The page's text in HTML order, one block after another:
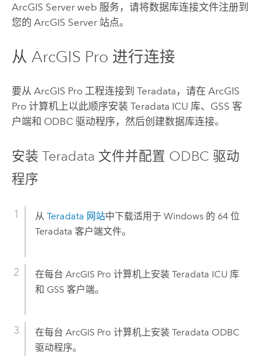
ArcGIS Serverweb 服务，请将数据库连接文件注册到
您的 ArcGIS Server站点。
从 ArcGIS Pro 进行连接
要从 ArcGIS Pro工程连接到 Teradata ，请在 ArcGIS
Pro计算机上以此顺序安装 Teradata ICU 库、GSS 客
户端和 ODBC 驱动程序，然后创建数据库连接。
安装 Teradata 文件并配置 ODBC 驱动
程序
从 Teradata 网站中下载适用于 Windows的 64 位
Teradata 客户端文件。
在每台 ArcGIS Pro 计算机上安装 Teradata ICU 库
和 GSS 客户端。
在每台 ArcGIS Pro 计算机上安装 Teradata ODBC
驱动程序。